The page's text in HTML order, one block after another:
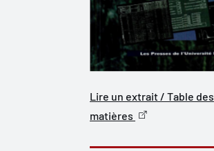
Lire un extrait / Table des
matières